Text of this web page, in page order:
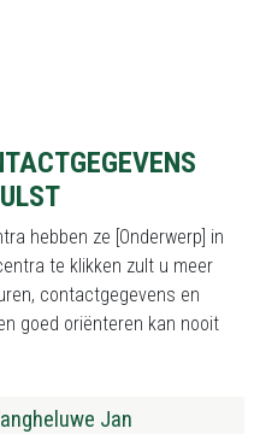
hebben ze [Onderwerp] in
te klikken zult u meer
contactgegevens en
goed oriënteren kan nooit
Jan